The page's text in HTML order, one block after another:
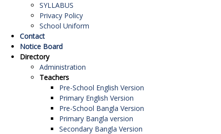
SYLLABUS
Privacy Policy
School Uniform
Contact
Notice Board
Directory
Administration
Teachers
Pre-School English Version
Primary English Version
Pre-School Bangla Version
Primary Bangla version
Secondary Bangla Version